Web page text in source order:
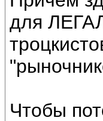
для
Чтобы